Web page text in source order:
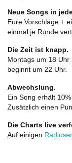
Neue Songs in
Eure Vorschläge +
einmal je Runde
Die Zeit ist knapp.
Montags um 18
beginnt um 22 Uhr.
Abwechslung.
Ein Song erhält
Zusätzlich einen
Die Charts live
Auf einigen